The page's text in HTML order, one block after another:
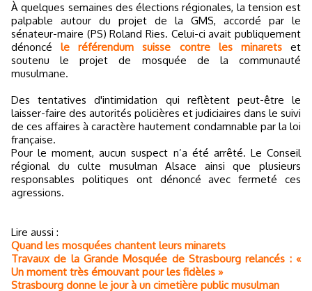
À quelques semaines des élections régionales, la tension est
palpable autour du projet de la GMS, accordé par le
sénateur-maire (PS) Roland Ries. Celui-ci avait publiquement
dénoncéle référendum suisse contre les minaretset
soutenu le projet de mosquée de la communauté
musulmane.
Des tentatives d'intimidation qui reflètent peut-être le
laisser-faire des autorités policières et judiciaires dans le suivi
de ces affaires à caractère hautement condamnable par la loi
française.
Pour le moment, aucun suspect n’a été arrêté. Le Conseil
régional du culte musulman Alsace ainsi que plusieurs
responsables politiques ont dénoncé avec fermeté ces
agressions.
Lire aussi :
Quand les mosquées chantent leurs minarets
Travaux de la Grande Mosquée de Strasbourg relancés : «
Un moment très émouvant pour les fidèles »
Strasbourg donne le jour à un cimetière public musulman